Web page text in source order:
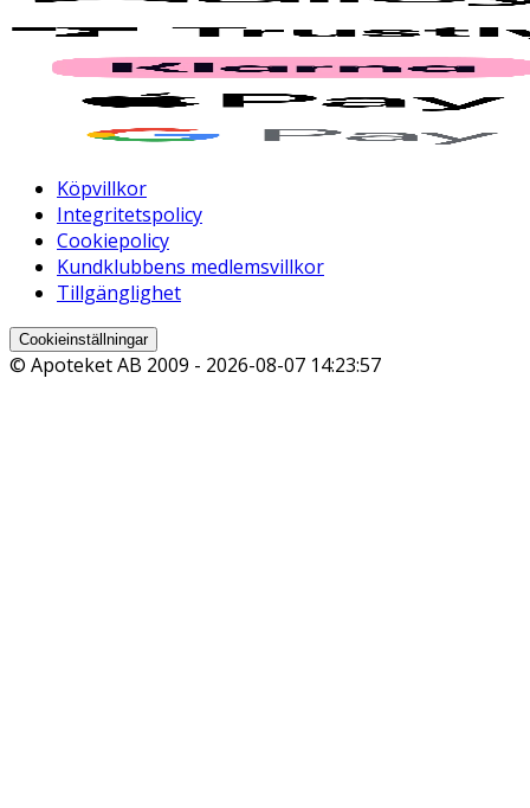
Köpvillkor
Integritetspolicy
Cookiepolicy
Kundklubbens medlemsvillkor
Tillgänglighet
Cookieinställningar
© Apoteket AB 2009 - 2026-08-07 14:23:57